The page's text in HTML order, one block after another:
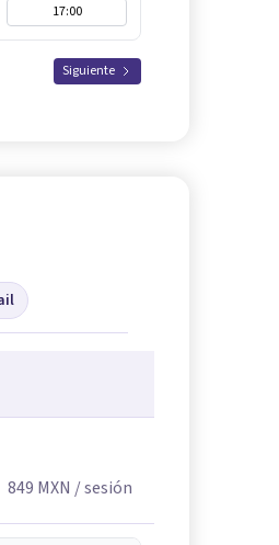
17:00
Siguiente
849 MXN / sesión